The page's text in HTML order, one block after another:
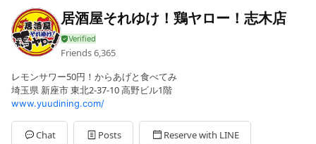
居酒屋それゆけ！鶏ヤロー！志木店
Friends6,365
レモンサワー50円！からあげと食べてみ
埼玉県 新座市 東北2-37-10 高野ビル1階
www.yuudining.com/
Chat Posts Reserve with LINE